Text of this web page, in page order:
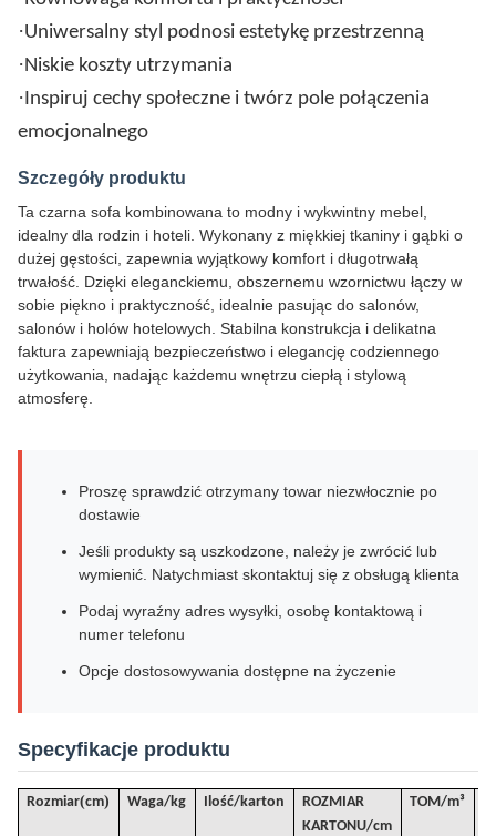
·Uniwersalny styl podnosi estetykę przestrzenną
·Niskie koszty utrzymania
·Inspiruj cechy społeczne i twórz pole połączenia
emocjonalnego
Szczegóły produktu
Ta czarna sofa kombinowana to modny i wykwintny mebel,
idealny dla rodzin i hoteli. Wykonany z miękkiej tkaniny i gąbki o
dużej gęstości, zapewnia wyjątkowy komfort i długotrwałą
trwałość. Dzięki eleganckiemu, obszernemu wzornictwu łączy w
sobie piękno i praktyczność, idealnie pasując do salonów,
salonów i holów hotelowych. Stabilna konstrukcja i delikatna
faktura zapewniają bezpieczeństwo i elegancję codziennego
użytkowania, nadając każdemu wnętrzu ciepłą i stylową
atmosferę.
Proszę sprawdzić otrzymany towar niezwłocznie po
dostawie
Jeśli produkty są uszkodzone, należy je zwrócić lub
wymienić. Natychmiast skontaktuj się z obsługą klienta
Podaj wyraźny adres wysyłki, osobę kontaktową i
numer telefonu
Opcje dostosowywania dostępne na życzenie
Specyfikacje produktu
Rozmiar(cm) Waga/kg Ilość/karton
ROZMIAR
KARTONU/cm
TOM/m³